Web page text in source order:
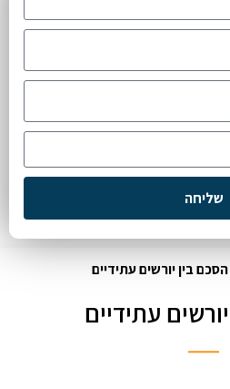
שליחה
הסכם בין יורשים עתידיים
עתידיים